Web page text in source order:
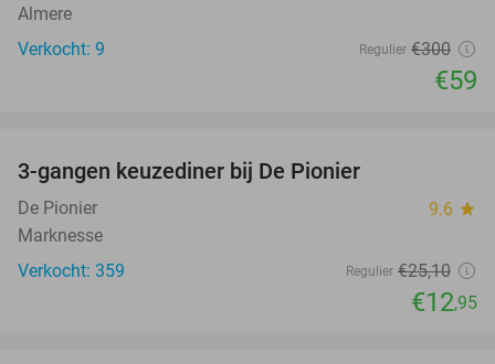
Almere
Verkocht: 9
Regulier €300
€59
3-gangen keuzediner bij De Pionier
De Pionier 9.6 star
Marknesse
Verkocht: 359
Regulier €25,10
€12,95